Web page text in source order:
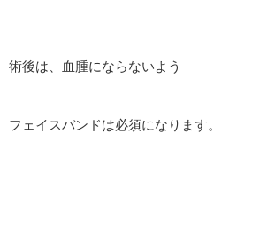
術後は、血腫にならないよう
フェイスバンドは必須になります。